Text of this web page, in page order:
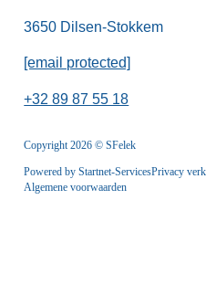
3650 Dilsen-Stokkem
[email protected]
+32 89 87 55 18
Copyright 2026 © SFelek
Powered by Startnet-ServicesPrivacy
Algemene voorwaarden